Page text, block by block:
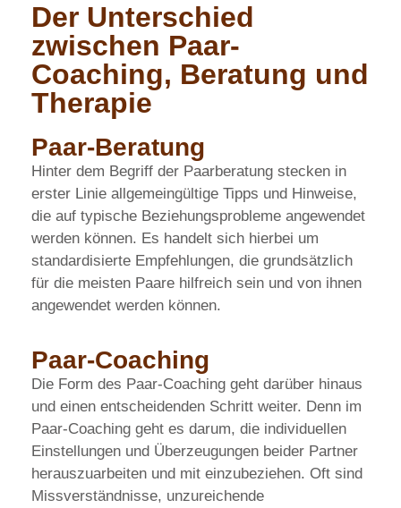
Der Unterschied
zwischen Paar-
Coaching, Beratung und
Therapie
Paar-Beratung
Hinter dem Begriff der Paarberatung stecken in
erster Linie allgemeingültige Tipps und Hinweise,
die auf typische Beziehungsprobleme angewendet
werden können. Es handelt sich hierbei um
standardisierte Empfehlungen, die grundsätzlich
für die meisten Paare hilfreich sein und von ihnen
angewendet werden können.
Paar-Coaching
Die Form des Paar-Coaching geht darüber hinaus
und einen entscheidenden Schritt weiter. Denn im
Paar-Coaching geht es darum, die individuellen
Einstellungen und Überzeugungen beider Partner
herauszuarbeiten und mit einzubeziehen. Oft sind
Missverständnisse, unzureichende